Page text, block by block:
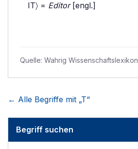
IT〉 = Editor[engl.]
Quelle: Wahrig Wissenschaftslexikon
← Alle Begriffe mit „T“
Begriff suchen